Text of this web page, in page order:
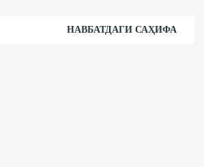
НАВБАТДАГИ САҲИФА